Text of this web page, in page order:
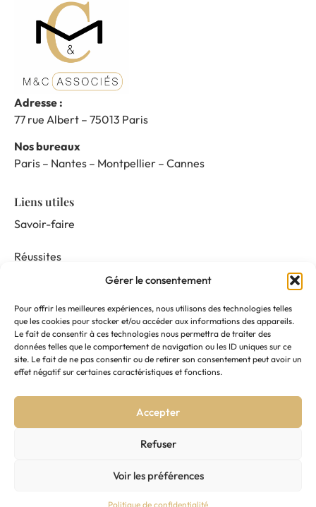
Gérer le consentement
Pour offrir les meilleures expériences, nous utilisons des technologies telles
que les cookies pour stocker et/ou accéder aux informations des appareils.
Le fait de consentir à ces technologies nous permettra de traiter des
données telles que le comportement de navigation ou les ID uniques sur ce
site. Le fait de ne pas consentir ou de retirer son consentement peut avoir un
effet négatif sur certaines caractéristiques et fonctions.
Accepter
Refuser
Voir les préférences
Politique de confidentialité
Adresse :
77 rue Albert – 75013 Paris
Nos bureaux
Paris – Nantes – Montpellier – Cannes
Liens utiles
Savoir-faire
Réussites
Mentor & Connect
Actualités
Contactez-nous